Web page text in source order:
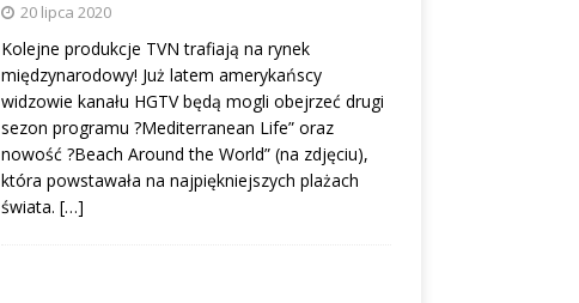
20 lipca 2020
Kolejne produkcje TVN trafiają na rynek
międzynarodowy! Już latem amerykańscy
widzowie kanału HGTV będą mogli obejrzeć drugi
sezon programu ?Mediterranean Life” oraz
nowość ?Beach Around the World” (na zdjęciu),
która powstawała na najpiękniejszych plażach
świata. […]